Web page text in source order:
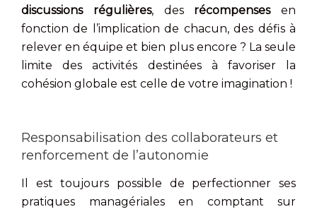
discussions
régulières, des récompensesen
fonction de l’implication de chacun, des défis à
relever en équipe et bien plus encore ? La seule
limite des activités destinées à favoriser la
cohésion globale est celle de votre imagination !
Responsabilisation des collaborateurs et
renforcement de l’autonomie
Il est toujours possible de perfectionner ses
pratiques managériales en comptant sur